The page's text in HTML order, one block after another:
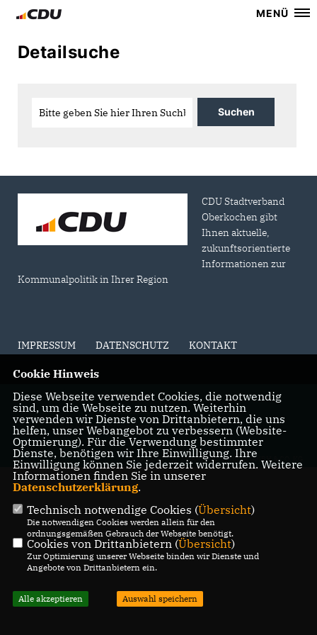
MENÜ
Detailsuche
CDU Stadtverband
Oberkochen gibt
Ihnen aktuelle,
zukunftsorientierte
Informationen zur
Kommunalpolitik in Ihrer Region
IMPRESSUM DATENSCHUTZ KONTAKT
@2026 CDU-Stadtverband
Oberkochen
Alle Rechte vorbehalten.
REALISATION: SHARKNESS MEDIA GMBH & CO. KG
Cookie Hinweis
Diese Webseite verwendet Cookies, die notwendig
sind, um die Webseite zu nutzen. Weiterhin
verwenden wir Dienste von Drittanbietern, die uns
helfen, unser Webangebot zu verbessern (Website-
Optmierung). Für die Verwendung bestimmter
Dienste, benötigen wir Ihre Einwilligung. Ihre
Einwilligung können Sie jederzeit widerrufen. Weitere
Informationen finden Sie in unserer
Datenschutzerklärung.
Technisch notwendige Cookies (Übersicht)
Die notwendigen Cookies werden allein für den
ordnungsgemäßen Gebrauch der Webseite benötigt.
Cookies von Drittanbietern (Übersicht)
Zur Optimierung unserer Webseite binden wir Dienste und
Angebote von Drittanbietern ein.
Alle akzeptieren Auswahl speichern